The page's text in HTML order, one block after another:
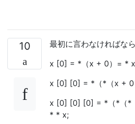
10
最初に言わなければな
x [0] = *（x + 0）= *
x [0] [0] = *（*（x +
x [0] [0] [0] = *（*（*
* * x;